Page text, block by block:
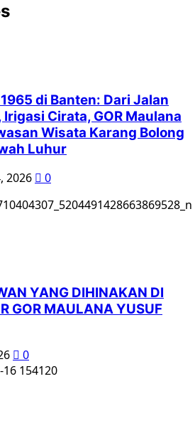
di Banten: Dari Jalan
Cirata, GOR Maulana
Wisata Karang Bolong
Luhur
2026 0
YANG DIHINAKAN DI
GOR MAULANA YUSUF
0